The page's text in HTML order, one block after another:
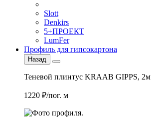
Slott
Denkirs
5+ПРОЕКТ
LumFer
Профиль для гипсокартона
Назад
Теневой плинтус KRAAB GIPPS, 2м
1220 ₽/пог. м